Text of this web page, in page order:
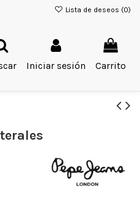
Lista de deseos (0)
Iniciar sesión Carrito